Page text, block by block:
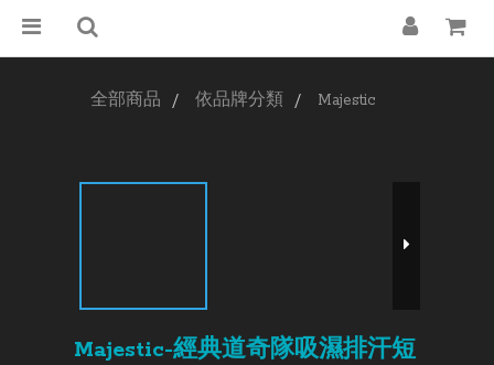
全部商品 依品牌分類 Majestic
Majestic-經典道奇隊吸濕排汗短